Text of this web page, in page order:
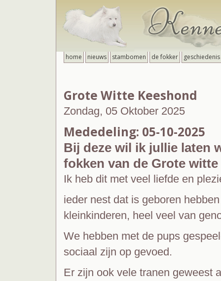
home nieuws stambomen de fokker geschiedenis
Grote Witte Keeshond
Zondag, 05 Oktober 2025
Mededeling: 05-10-2025
Bij deze wil ik jullie laten
fokken van de Grote
Ik heb dit met veel liefde en
ieder nest dat is geboren
kleinkinderen, heel veel van
We hebben met de pups
sociaal zijn op gevoed.
Er zijn ook vele tranen geweest